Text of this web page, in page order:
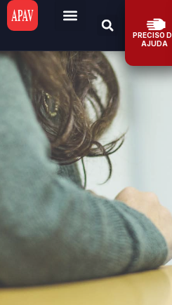
PRECISO
AJUDA